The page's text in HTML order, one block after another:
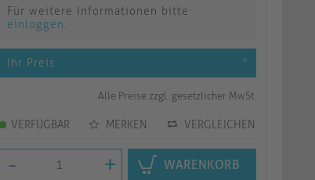
Für weitere Informationen bitte
einloggen.
Ihr Preis *
Alle Preise zzgl. gesetzlicher MwSt.
VERFÜGBAR MERKEN VERGLEICHEN
- + WARENKORB